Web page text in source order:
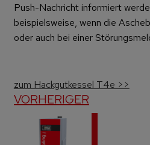
Push-Nachricht informiert
beispielsweise, wenn die
oder auch bei einer
zum Hackgutkessel T4e >>
VORHERIGER